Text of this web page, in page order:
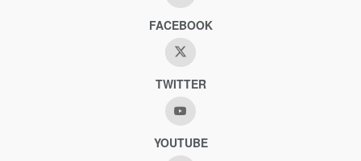
FACEBOOK
TWITTER
YOUTUBE